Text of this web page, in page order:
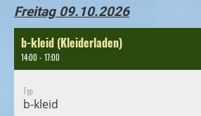
Freitag 09.10.2026
b-kleid (Kleiderladen)
14:00 - 17:00
Typ
b-kleid